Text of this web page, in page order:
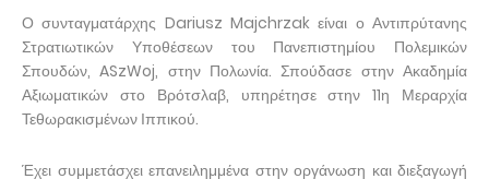
Ο συνταγματάρχης Dariusz Majchrzak είναι ο Αντιπρύτανης
Στρατιωτικών Υποθέσεων του Πανεπιστημίου Πολεμικών
Σπουδών, ASzWoj, στην Πολωνία. Σπούδασε στην Ακαδημία
Αξιωματικών στο Βρότσλαβ, υπηρέτησε στην 11η Μεραρχία
Τεθωρακισμένων Ιππικού.
Έχει συμμετάσχει επανειλημμένα στην οργάνωση και διεξαγωγή